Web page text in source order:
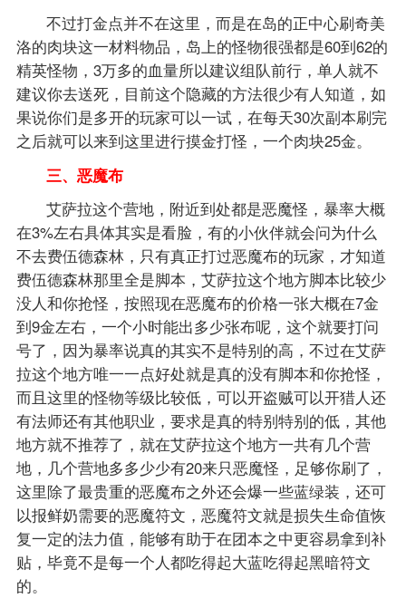
不过打金点并不在这里，而是在岛的正中心刷奇美
洛的肉块这一材料物品，岛上的怪物很强都是60到62的
精英怪物，3万多的血量所以建议组队前行，单人就不
建议你去送死，目前这个隐藏的方法很少有人知道，如
果说你们是多开的玩家可以一试，在每天30次副本刷完
之后就可以来到这里进行摸金打怪，一个肉块25金。
三、恶魔布
艾萨拉这个营地，附近到处都是恶魔怪，暴率大概
在3%左右具体其实是看脸，有的小伙伴就会问为什么
不去费伍德森林，只有真正打过恶魔布的玩家，才知道
费伍德森林那里全是脚本，艾萨拉这个地方脚本比较少
没人和你抢怪，按照现在恶魔布的价格一张大概在7金
到9金左右，一个小时能出多少张布呢，这个就要打问
号了，因为暴率说真的其实不是特别的高，不过在艾萨
拉这个地方唯一一点好处就是真的没有脚本和你抢怪，
而且这里的怪物等级比较低，可以开盗贼可以开猎人还
有法师还有其他职业，要求是真的特别特别的低，其他
地方就不推荐了，就在艾萨拉这个地方一共有几个营
地，几个营地多多少少有20来只恶魔怪，足够你刷了，
这里除了最贵重的恶魔布之外还会爆一些蓝绿装，还可
以报鲜奶需要的恶魔符文，恶魔符文就是损失生命值恢
复一定的法力值，能够有助于在团本之中更容易拿到补
贴，毕竟不是每一个人都吃得起大蓝吃得起黑暗符文
的。